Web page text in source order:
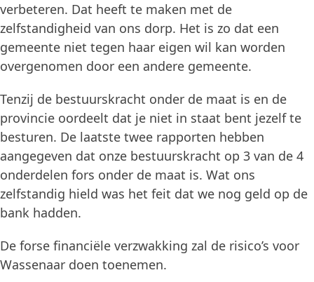
verbeteren. Dat heeft te maken met de
zelfstandigheid van ons dorp. Het is zo dat een
gemeente niet tegen haar eigen wil kan worden
overgenomen door een andere gemeente.
Tenzij de bestuurskracht onder de maat is en de
provincie oordeelt dat je niet in staat bent jezelf te
besturen. De laatste twee rapporten hebben
aangegeven dat onze bestuurskracht op 3 van de 4
onderdelen fors onder de maat is. Wat ons
zelfstandig hield was het feit dat we nog geld op de
bank hadden.
De forse financiële verzwakking zal de risico’s voor
Wassenaar doen toenemen.